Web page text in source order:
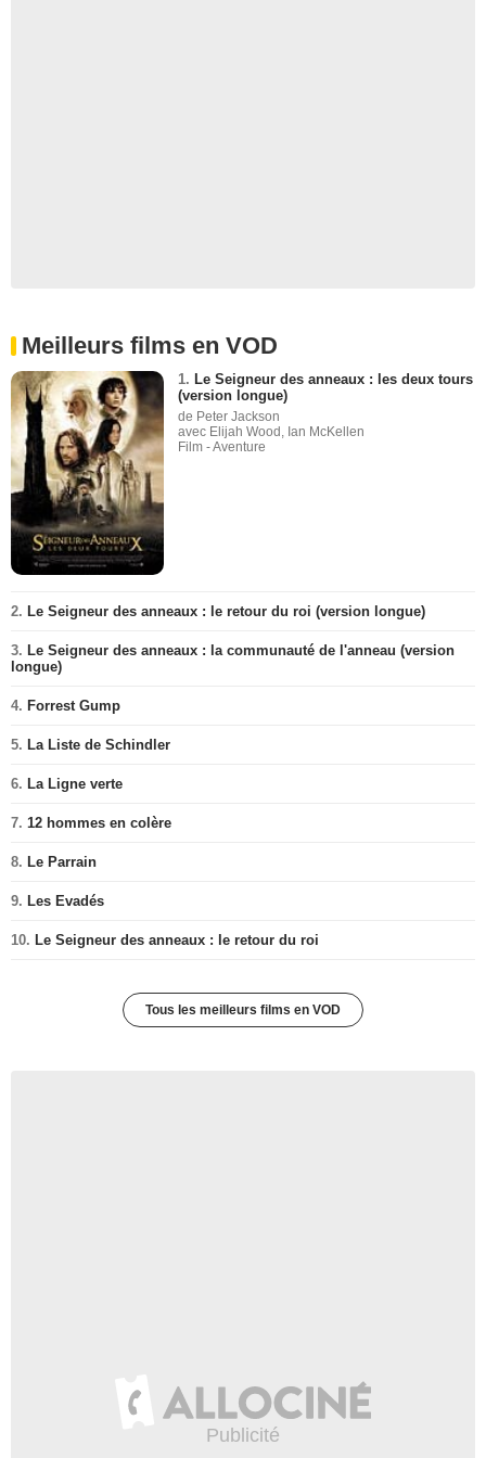
Meilleurs films en VOD
1. Le Seigneur des anneaux : les deux tours
(version longue)
de Peter Jackson
avec Elijah Wood, Ian McKellen
Film - Aventure
2. Le Seigneur des anneaux : le retour du roi (version longue)
3. Le Seigneur des anneaux : la communauté de l'anneau (version
longue)
4. Forrest Gump
5. La Liste de Schindler
6. La Ligne verte
7. 12 hommes en colère
8. Le Parrain
9. Les Evadés
10. Le Seigneur des anneaux : le retour du roi
Tous les meilleurs films en VOD